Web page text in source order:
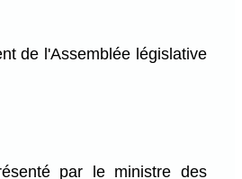
de l'Assemblée législative
par le ministre des